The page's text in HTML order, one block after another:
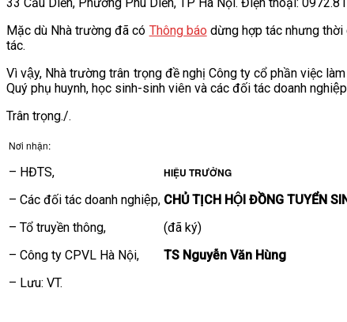
Mặc dù Nhà trường đã có Thông báo dừng hợp tác nhưng
tác.
Vì vậy, Nhà trường trân trọng đề nghị Công ty cổ phần việc
Quý phụ huynh, học sinh-sinh viên và các đối tác doanh
Trân trọng./.
Nơi nhận:
– HĐTS,
– Các đối tác doanh nghiệp,
– Tổ truyền thông,
– Công ty CPVL Hà Nội,
– Lưu: VT.
HIỆU TRƯỞNG
CHỦ TỊCH HỘI ĐỒNG TUYỂN
(đã ký)
TS Nguyễn Văn Hùng